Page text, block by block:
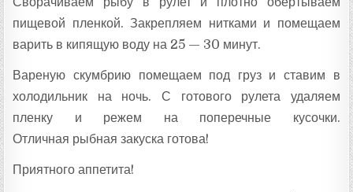
пищевой пленкой. Закрепляем нитками и помещаем
варить в кипящую воду на 25 — 30 минут.
Вареную скумбрию помещаем под груз и ставим в
холодильник на ночь. С готового рулета удаляем
пленку и режем на поперечные кусочки.
Отличная рыбная закуска готова!
Приятного аппетита!